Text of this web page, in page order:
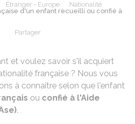
Étranger - Europe
Nationalité
d'un enfant recueilli ou confié à
Partager
et voulez savoir s'il acquiert
française ? Nous vous
à connaître selon que l'enfant
ou confié à l'Aide
.